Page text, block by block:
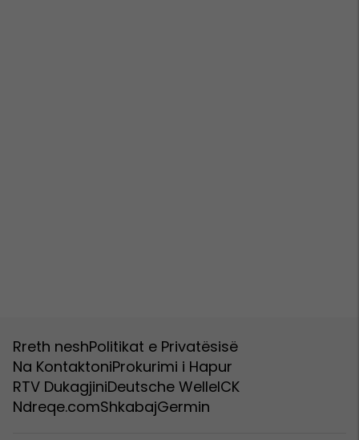
Rreth neshPolitikat e Privatësisë
Na KontaktoniProkurimi i Hapur
RTV DukagjiniDeutsche WelleICK
Ndreqe.comShkabajGermin